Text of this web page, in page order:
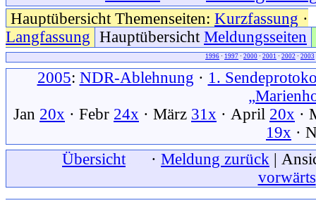
Hauptübersicht Themenseiten: Kurzfassung ·
Langfassung Hauptübersicht Meldungsseiten
1996 · 1997 · 2000 · 2001 · 2002 · 2003
2005: NDR-Ablehnung · 1.
Jan 20x · Febr 24x · März 31x · April 20x ·
19x ·
Übersicht · Meldung zurück |
vorwärts